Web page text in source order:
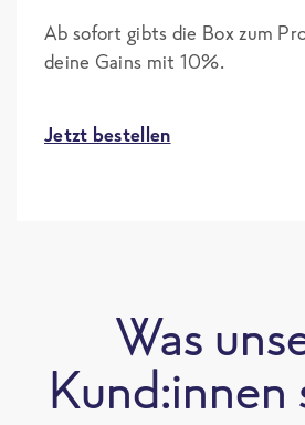
Ab sofort gibts die Box zum
deine Gains mit 10%.
Jetzt bestellen
Was
Kund:innen